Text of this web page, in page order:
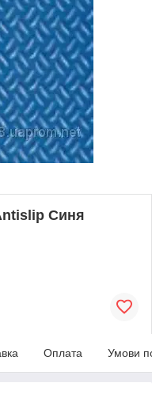
Синя
Оплата Умови